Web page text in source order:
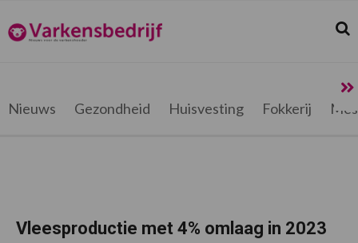
de
hoofdnavigatie
de
hoofd
de
eerste
de
voettekst
Varkensbedrijf.be
Nieuws Gezondheid Huisvesting Fokkerij
Vleesproductie met 4% omlaag in 2023